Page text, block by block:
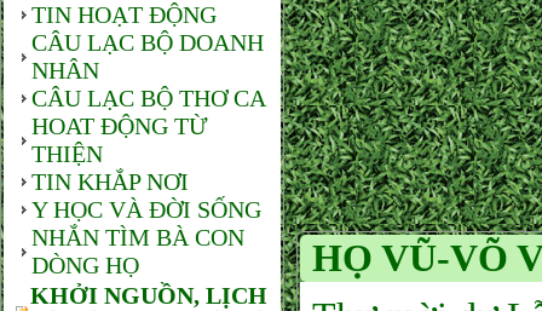
TIN HOẠT ĐỘNG
CÂU LẠC BỘ DOANH
NHÂN
CÂU LẠC BỘ THƠ CA
HOAT ĐỘNG TỪ
THIỆN
TIN KHẮP NƠI
Y HỌC VÀ ĐỜI SỐNG
NHẮN TÌM BÀ CON
DÒNG HỌ
KHỞI NGUỒN, LỊCH
HỌ VŨ-VÕ